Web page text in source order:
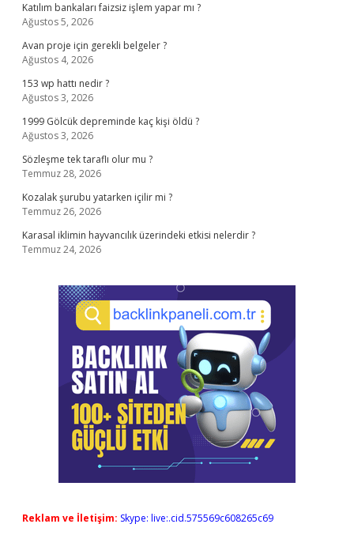
Katılım bankaları faizsiz işlem yapar mı ?
Ağustos 5, 2026
Avan proje için gerekli belgeler ?
Ağustos 4, 2026
153 wp hattı nedir ?
Ağustos 3, 2026
1999 Gölcük depreminde kaç kişi öldü ?
Ağustos 3, 2026
Sözleşme tek taraflı olur mu ?
Temmuz 28, 2026
Kozalak şurubu yatarken içilir mi ?
Temmuz 26, 2026
Karasal iklimin hayvancılık üzerindeki etkisi nelerdir ?
Temmuz 24, 2026
Reklam ve İletişim: Skype: live:.cid.575569c608265c69